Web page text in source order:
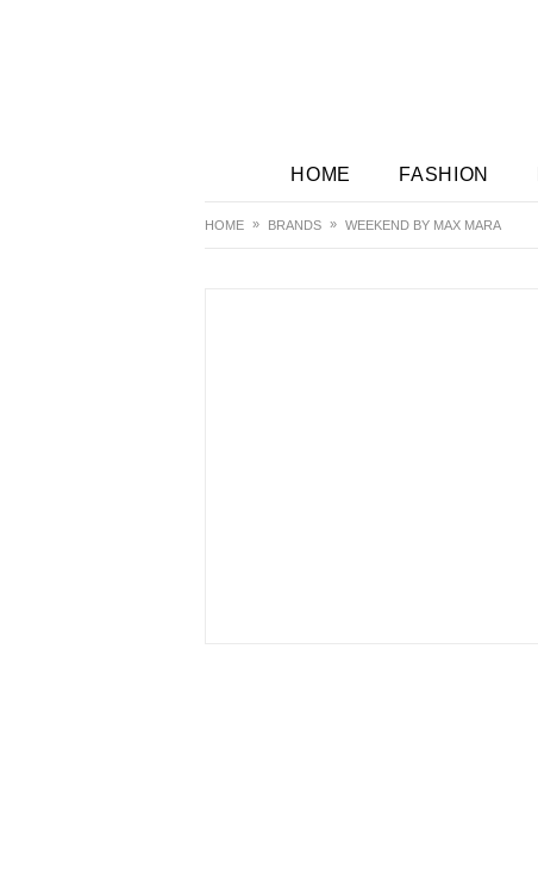
HOME FASHION
HOME BRANDS WEEKEND BY MAX MARA